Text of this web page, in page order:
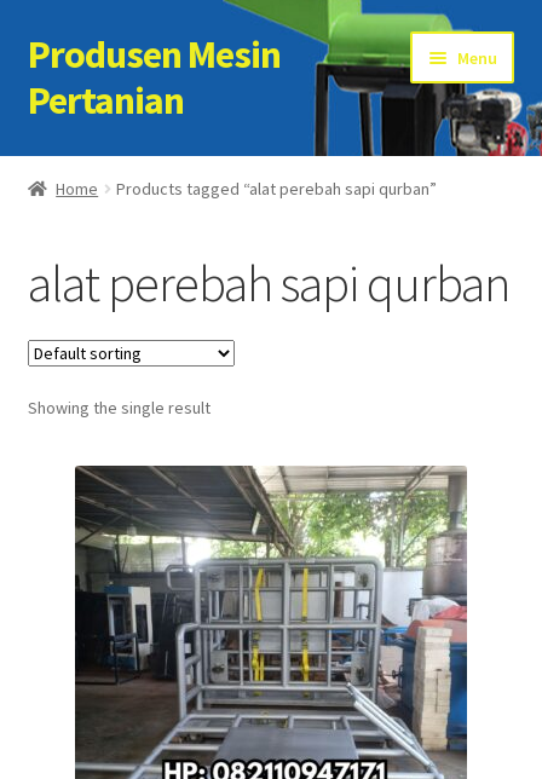
Skip
to
navigation
Skip
to
content
Produsen Mesin
Pertanian
Menu
Home
Cart
Checkout
Kontak Kami
My account
Sample Page
Home Products tagged “alat perebah sapi qurban”
alat perebah sapi qurban
Showing the single result